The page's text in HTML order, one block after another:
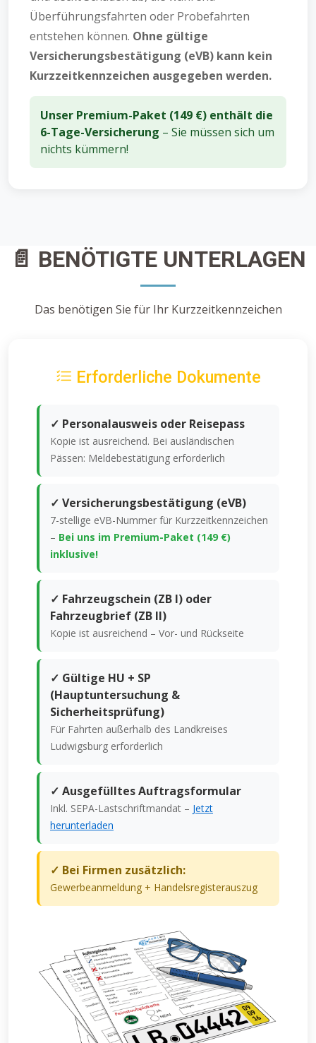
Überführungsfahrten oder Probefahrten
entstehen können. Ohne gültige
Versicherungsbestätigung (eVB) kann kein
Kurzzeitkennzeichen ausgegeben werden.
Unser Premium-Paket (149 €) enthält die
6-Tage-Versicherung – Sie müssen sich um
nichts kümmern!
📄 BENÖTIGTE UNTERLAGEN
Das benötigen Sie für Ihr Kurzzeitkennzeichen
Erforderliche Dokumente
✓ Personalausweis oder Reisepass
Kopie ist ausreichend. Bei ausländischen
Pässen: Meldebestätigung erforderlich
✓ Versicherungsbestätigung (eVB)
7-stellige eVB-Nummer für Kurzzeitkennzeichen
– Bei uns im Premium-Paket (149 €)
inklusive!
✓ Fahrzeugschein (ZB I) oder
Fahrzeugbrief (ZB II)
Kopie ist ausreichend – Vor- und Rückseite
✓ Gültige HU + SP
(Hauptuntersuchung &
Sicherheitsprüfung)
Für Fahrten außerhalb des Landkreises
Ludwigsburg erforderlich
✓ Ausgefülltes Auftragsformular
Inkl. SEPA-Lastschriftmandat – Jetzt
herunterladen
✓ Bei Firmen zusätzlich:
Gewerbeanmeldung + Handelsregisterauszug